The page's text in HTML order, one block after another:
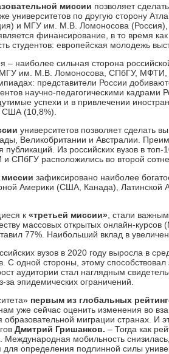
миссии позволяет
университетов по другую сторону
и МГУ им. М.В. Ломоносова (Россия),
финансирование, в то время
студентов: европейская молодежь
– наиболее сильная сторона
МГУ им. М.В. Ломоносова, СПбГУ,
представители России
научно-педагогическими
успехи и в привлечении
США (10,8%).
университетов позволяет сделать
Великобритании и Австралии.
публикаций. Из российских вузов в
СПбГУ расположились во второй сотне
миссии зафиксировано наиболее
Америки (США, Канада), Латинской
к «третьей миссии» , стали
массовых открытых онлайн-
77%. Наибольший вклад в
вузов в 2020 году выросла в
С одной стороны, этому
аудитории стал наглядным
за эпидемических ограничений.
первым из глобальных
уже сейчас оценить изменения во
образовательной миграции странах. И
Дмитрий Гришанков. – Тогда как
мобильность
для определения подлинной силы